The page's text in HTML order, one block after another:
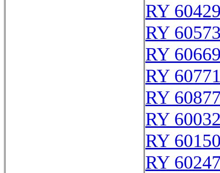
RY
RY
RY
RY
RY
RY
RY
RY